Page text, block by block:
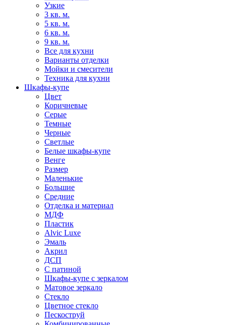
Узкие
3 кв. м.
5 кв. м.
6 кв. м.
9 кв. м.
Все для кухни
Варианты отделки
Мойки и смесители
Техника для кухни
Шкафы-купе
Цвет
Коричневые
Серые
Темные
Черные
Светлые
Белые шкафы-купе
Венге
Размер
Маленькие
Большие
Средние
Отделка и материал
МДФ
Пластик
Alvic Luxe
Эмаль
Акрил
ДСП
С патиной
Шкафы-купе с зеркалом
Матовое зеркало
Стекло
Цветное стекло
Пескоструй